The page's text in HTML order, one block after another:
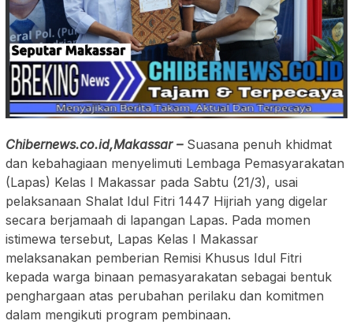
Chibernews.co.id,Makassar – Suasana penuh khidmat
dan kebahagiaan menyelimuti Lembaga Pemasyarakatan
(Lapas) Kelas I Makassar pada Sabtu (21/3), usai
pelaksanaan Shalat Idul Fitri 1447 Hijriah yang digelar
secara berjamaah di lapangan Lapas. Pada momen
istimewa tersebut, Lapas Kelas I Makassar
melaksanakan pemberian Remisi Khusus Idul Fitri
kepada warga binaan pemasyarakatan sebagai bentuk
penghargaan atas perubahan perilaku dan komitmen
dalam mengikuti program pembinaan.